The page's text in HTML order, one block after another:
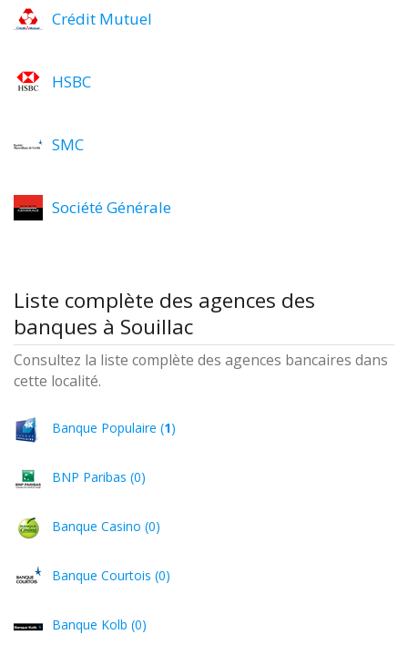
Crédit Mutuel
HSBC
SMC
Société Générale
Liste complète des agences des
banques à Souillac
Consultez la liste complète des agences bancaires dans
cette localité.
Banque Populaire (1)
BNP Paribas (0)
Banque Casino (0)
Banque Courtois (0)
Banque Kolb (0)